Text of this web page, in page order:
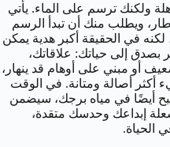
ولكنك ترسم على الماء. يأتي
ويطلب منك أن تبدأ الرسم
لكنه في الحقيقة أكبر هدية يمكن
بصدق إلى حياتك: علاقاتك،
أو مبني على أوهام قد ينهار،
أكثر أصالة ومتانة. في الوقت
أيضًا في مياه برجك، سيضمن
إبداعك وحدسك متقدة،
الحياة.